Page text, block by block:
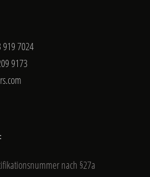
7024
9173
nach §27a